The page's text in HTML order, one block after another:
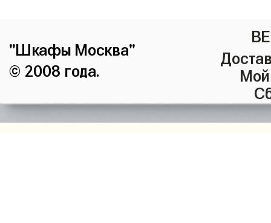
"Шкафы Москва"
© 2008 года.